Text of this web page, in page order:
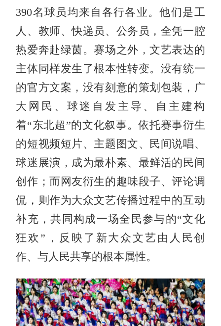
390名球员均来自各行各业。他们是工
人、教师、快递员、公务员，全凭一腔
热爱奔赴绿茵。赛场之外，文艺表达的
主体同样发生了根本性转变。没有统一
的官方文案，没有刻意的策划包装，广
大网民、球迷自发主导、自主建构
着“东北超”的文化叙事。依托赛事衍生
的短视频短片、主题图文、民间说唱、
球迷展演，成为最朴素、最鲜活的民间
创作；而网友衍生的趣味段子、评论调
侃，则作为大众文艺传播过程中的互动
补充，共同构成一场全民参与的“文化
狂欢”，反映了新大众文艺由人民创
作、与人民共享的根本属性。